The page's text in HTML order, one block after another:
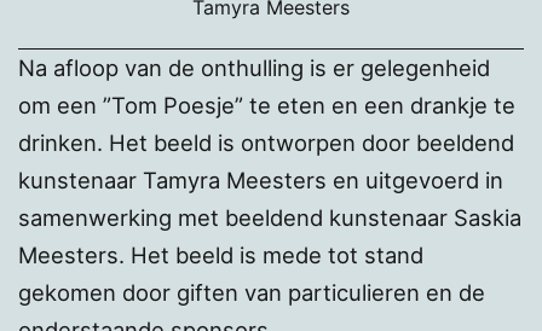
Tamyra Meesters
Na afloop van de onthulling is er gelegenheid
om een ”Tom Poesje” te eten en een drankje te
drinken. Het beeld is ontworpen door beeldend
kunstenaar Tamyra Meesters en uitgevoerd in
samenwerking met beeldend kunstenaar Saskia
Meesters. Het beeld is mede tot stand
gekomen door giften van particulieren en de